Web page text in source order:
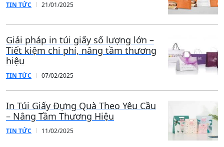
TIN TỨC 21/01/2025
Giải pháp in túi giấy số lượng lớn –
Tiết kiệm chi phí, nâng tầm thương
hiệu
TIN TỨC 07/02/2025
In Túi Giấy Đựng Quà Theo Yêu Cầu
– Nâng Tầm Thương Hiệu
TIN TỨC 11/02/2025